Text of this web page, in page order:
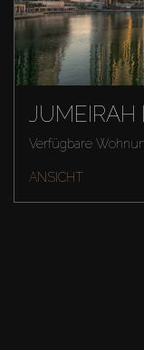
JUMEIRAH
Verfügbare
ANSICHT